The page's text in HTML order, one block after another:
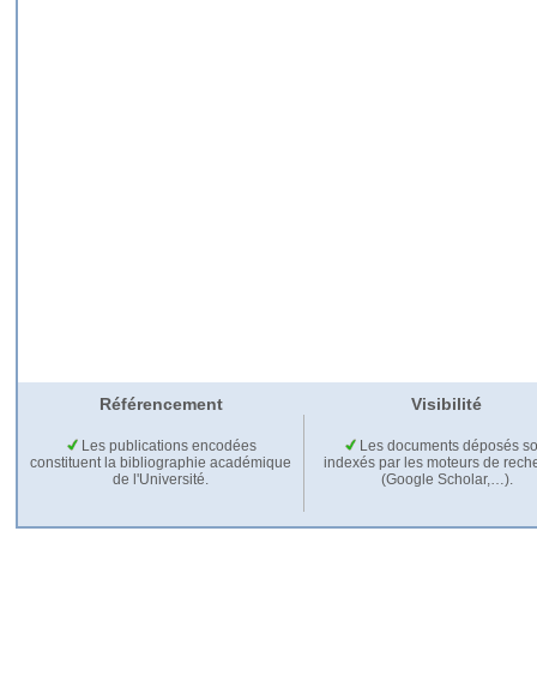
Référencement Visibilité
Les publications encodées
constituent la bibliographie académique
de l'Université.
Les documents déposés
indexés par les moteurs de
(Google Scholar,…).